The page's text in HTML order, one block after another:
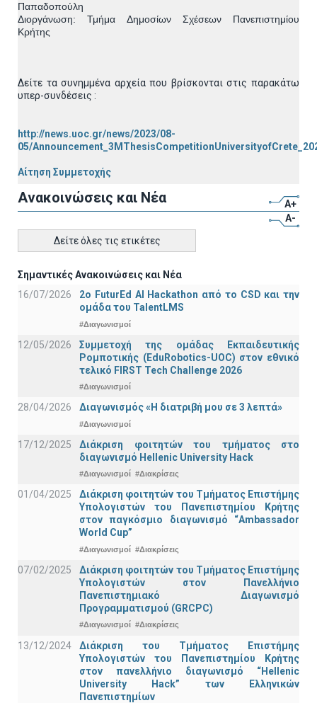
Παπαδοπούλη
Διοργάνωση:
Τμήμα Δημοσίων Σχέσεων Πανεπιστημίου
Κρήτης
Δείτε τα συνημμένα αρχεία που βρίσκονται στις παρακάτω
υπερ-συνδέσεις :
http://news.uoc.gr/news/2023/08-
05/
Αίτηση Συμμετοχής
Ανακοινώσεις και Νέα
A+
A-
Δείτε όλες τις ετικέτες
Σημαντικές Ανακοινώσεις και Νέα
16/07/2026
2o FuturEd AI Hackathon από το CSD και την
ομάδα του TalentLMS
#Διαγωνισμοί
12/05/2026
Συμμετοχή της ομάδας Εκπαιδευτικής
Ρομποτικής (EduRobotics-UOC) στον εθνικό
τελικό FIRST Tech Challenge 2026
#Διαγωνισμοί
28/04/2026 Διαγωνισμός «Η διατριβή μου σε 3 λεπτά»
#Διαγωνισμοί
17/12/2025
Διάκριση φοιτητών του τμήματος στο
διαγωνισμό Hellenic University Hack
#Διαγωνισμοί #Διακρίσεις
01/04/2025
Διάκριση φοιτητών του Τμήματος Επιστήμης
Υπολογιστών του Πανεπιστημίου Κρήτης
στον παγκόσμιο διαγωνισμό “Ambassador
World Cup”
#Διαγωνισμοί #Διακρίσεις
07/02/2025
Διάκριση φοιτητών του Τμήματος Επιστήμης
Υπολογιστών στον Πανελλήνιο
Πανεπιστημιακό Διαγωνισμό
Προγραμματισμού (GRCPC)
#Διαγωνισμοί #Διακρίσεις
13/12/2024
Διάκριση του Τμήματος Επιστήμης
Υπολογιστών του Πανεπιστημίου Κρήτης
στον πανελλήνιο διαγωνισμό “Hellenic
University Hack” των Ελληνικών
Πανεπιστημίων